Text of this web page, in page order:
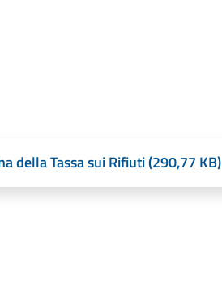
della Tassa sui Rifiuti (290,77 KB)